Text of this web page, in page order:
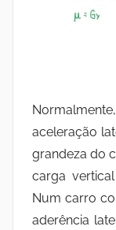
aceleração
grandeza do
carga
Num carro
aderência